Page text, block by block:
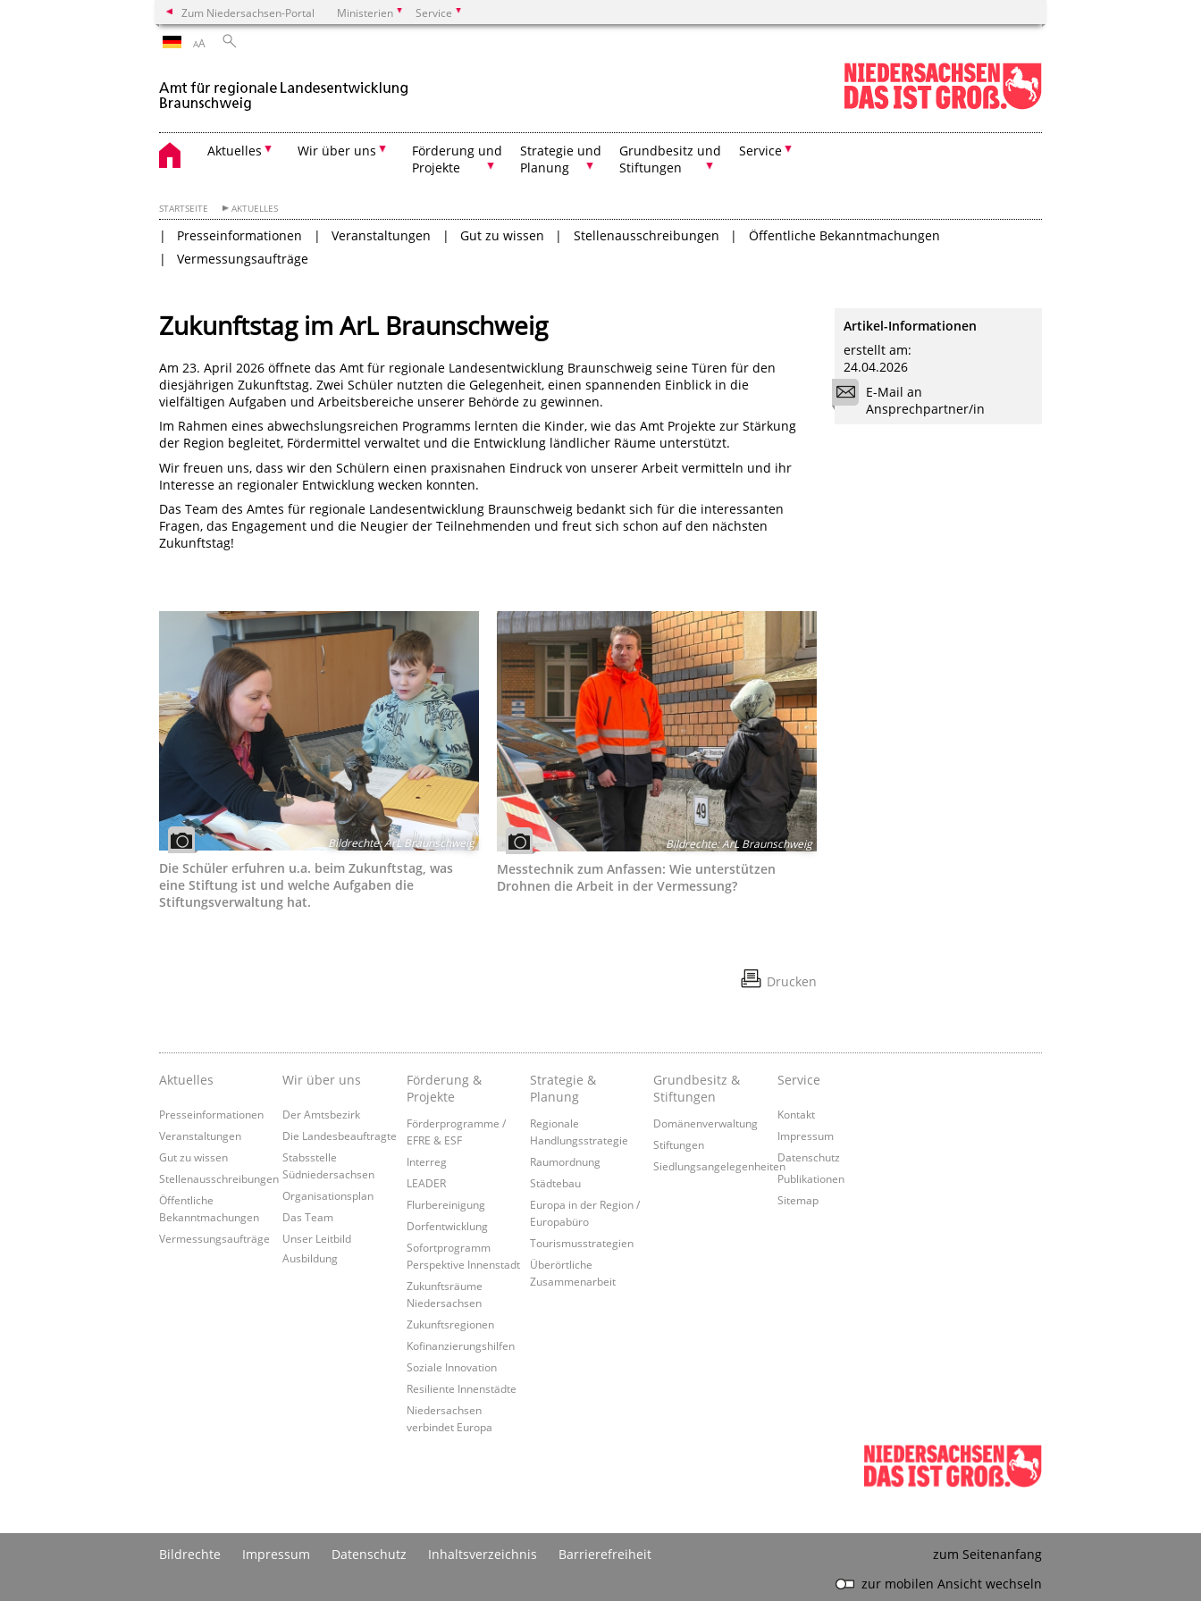
Zum Niedersachsen-Portal Ministerien Service
AA
Aktuelles Wir über uns
Förderung und
Projekte
Strategie und
Planung
Grundbesitz und
Stiftungen
Service
STARTSEITE AKTUELLES
Presseinformationen Veranstaltungen Gut zu wissen Stellenausschreibungen
Öffentliche Bekanntmachungen
Vermessungsaufträge
Zukunftstag im ArL Braunschweig
Am 23. April 2026 öffnete das Amt für regionale Landesentwicklung Braunschweig seine Türen für den
diesjährigen Zukunftstag. Zwei Schüler nutzten die Gelegenheit, einen spannenden Einblick in die
vielfältigen Aufgaben und Arbeitsbereiche unserer Behörde zu gewinnen.
Im Rahmen eines abwechslungsreichen Programms lernten die Kinder, wie das Amt Projekte zur Stärkung
der Region begleitet, Fördermittel verwaltet und die Entwicklung ländlicher Räume unterstützt.
Wir freuen uns, dass wir den Schülern einen praxisnahen Eindruck von unserer Arbeit vermitteln und ihr
Interesse an regionaler Entwicklung wecken konnten.
Das Team des Amtes für regionale Landesentwicklung Braunschweig bedankt sich für die interessanten
Fragen, das Engagement und die Neugier der Teilnehmenden und freut sich schon auf den nächsten
Zukunftstag!
Bildrechte:ArL Braunschweig
Die Schüler erfuhren u.a. beim Zukunftstag, was
eine Stiftung ist und welche Aufgaben die
Stiftungsverwaltung hat.
Bildrechte:ArL Braunschweig
Messtechnik zum Anfassen: Wie unterstützen
Drohnen die Arbeit in der Vermessung?
Drucken
Artikel-Informationen
erstellt am:
24.04.2026
E-Mail an
Ansprechpartner/in
Aktuelles
Presseinformationen
Veranstaltungen
Gut zu wissen
Stellenausschreibungen
Öffentliche
Bekanntmachungen
Vermessungsaufträge
Wir über uns
Der Amtsbezirk
Die Landesbeauftragte
Stabsstelle
Südniedersachsen
Organisationsplan
Das Team
Unser Leitbild
Ausbildung
Förderung &
Projekte
Förderprogramme /
EFRE & ESF
Interreg
LEADER
Flurbereinigung
Dorfentwicklung
Sofortprogramm
Perspektive Innenstadt
Zukunftsräume
Niedersachsen
Zukunftsregionen
Kofinanzierungshilfen
Soziale Innovation
Resiliente Innenstädte
Niedersachsen
verbindet Europa
Strategie &
Planung
Regionale
Handlungsstrategie
Raumordnung
Städtebau
Europa in der Region /
Europabüro
Tourismusstrategien
Überörtliche
Zusammenarbeit
Grundbesitz &
Stiftungen
Domänenverwaltung
Stiftungen
Siedlungsangelegenheiten
Service
Kontakt
Impressum
Datenschutz
Publikationen
Sitemap
Bildrechte Impressum Datenschutz Inhaltsverzeichnis Barrierefreiheit
zum Seitenanfang
zur mobilen Ansicht wechseln